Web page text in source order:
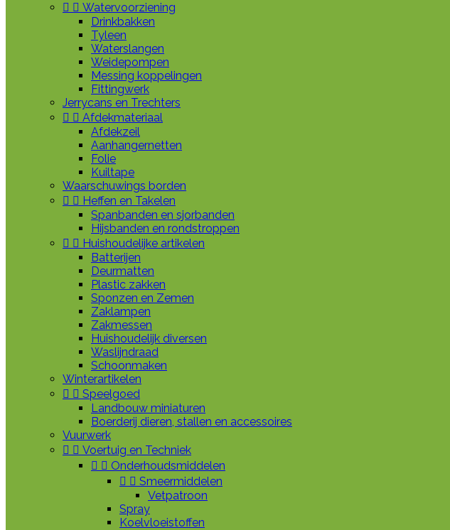
  Watervoorziening
Drinkbakken
Tyleen
Waterslangen
Weidepompen
Messing koppelingen
Fittingwerk
Jerrycans en Trechters
  Afdekmateriaal
Afdekzeil
Aanhangernetten
Folie
Kuiltape
Waarschuwings borden
  Heffen en Takelen
Spanbanden en sjorbanden
Hijsbanden en rondstroppen
  Huishoudelijke artikelen
Batterijen
Deurmatten
Plastic zakken
Sponzen en Zemen
Zaklampen
Zakmessen
Huishoudelijk diversen
Waslijndraad
Schoonmaken
Winterartikelen
  Speelgoed
Landbouw miniaturen
Boerderij dieren, stallen en accessoires
Vuurwerk
  Voertuig en Techniek
  Onderhoudsmiddelen
  Smeermiddelen
Vetpatroon
Spray
Koelvloeistoffen